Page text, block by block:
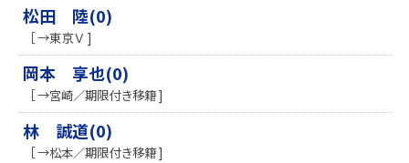
松田 陸(0)
［ →東京Ｖ ]
岡本 享也(0)
［ →宮崎／期限付き移籍 ]
林 誠道(0)
［ →松本／期限付き移籍 ]